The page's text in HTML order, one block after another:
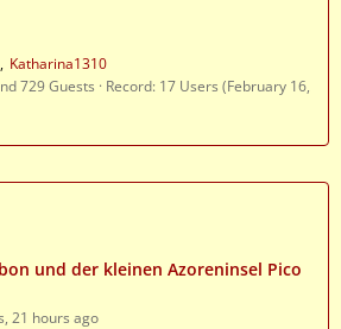
Katharina1310
729 Guests
Record: 17 Users (February 16,
und der kleinen Azoreninsel Pico
21 hours ago